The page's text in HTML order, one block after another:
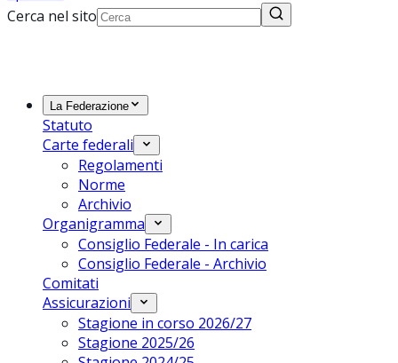
Cerca nel sito
La Federazione
Statuto
Carte federali
Regolamenti
Norme
Archivio
Organigramma
Consiglio Federale - In carica
Consiglio Federale - Archivio
Comitati
Assicurazioni
Stagione in corso 2026/27
Stagione 2025/26